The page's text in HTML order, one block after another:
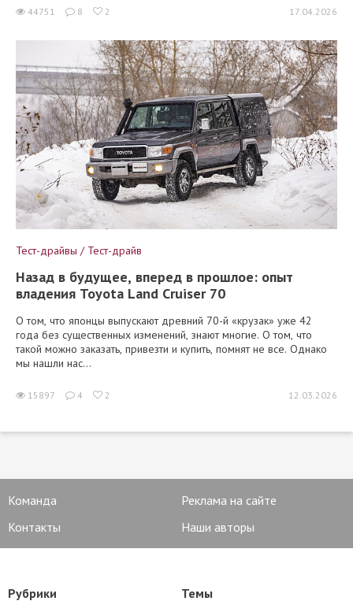
44751 8 2 17.04.2026
Тест-драйвы / Тест-драйв
Назад в будущее, вперед в прошлое: опыт
владения Toyota Land Cruiser 70
О том, что японцы выпускают древний 70-й «крузак» уже 42
года без существенных изменений, знают многие. О том, что
такой можно заказать, привезти и купить, помнят не все. Однако
мы нашли нас...
15897 4 2 12.03.2026
Команда
Реклама на сайте
Контакты
Наши авторы
Рубрики
Темы